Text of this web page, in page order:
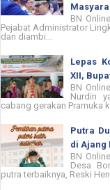
BN
Pejabat Administrator
dan diambi...
Lepas
XII,
BN
Nurdin
cabang gerakan Pramuka
Putra
di Ajang
BN
Desa
putra terbaiknya, Reski